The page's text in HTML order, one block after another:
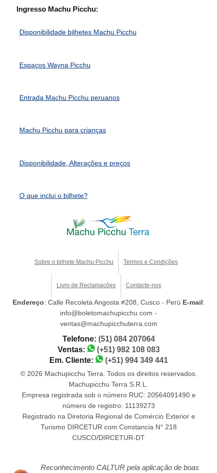
Ingresso Machu Picchu:
Disponibilidade bilhetes Machu Picchu
Espaços Wayna Picchu
Entrada Machu Picchu peruanos
Machu Picchu para crianças
Disponibilidade, Alterações e preços
O que inclui o bilhete?
Sobre o bilhete Machu Picchu Termos e Condições
Livro de Reclamações Contacte-nos
Endereço: Calle Recoleta Angosta #208, Cusco - Perú E-mail:
info@boletomachupicchu.com -
ventas@machupicchuterra.com
Telefone: (51) 084 207064
Ventas:
(+51) 982 108 083
Em. Cliente:
(+51) 994 349 441
© 2026 Machupicchu Terra. Todos os direitos reservados.
Machupicchu Terra S.R.L.
Empresa registrada sob o número RUC: 20564091490 e
número de registro: 11139273
Registrado na Diretoria Regional de Comércio Exterior e
Turismo DIRCETUR com Constancia N° 218
CUSCO/DIRCETUR-DT
Reconhecimento CALTUR pela aplicação de boas